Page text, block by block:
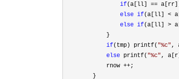
if(a[ll] ==
else if(a[ll] <
else if(a[ll] >
            }
if(tmp) printf( "%c",
else printf( "%c",
            rnow
++;
        }